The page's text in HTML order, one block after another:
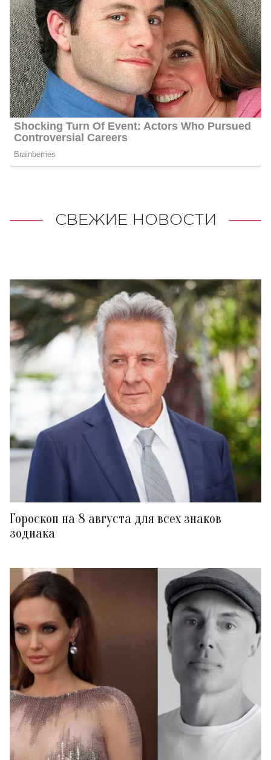
СВЕЖИЕ НОВОСТИ
Гороскоп на 8 августа для всех знаков
зодиака